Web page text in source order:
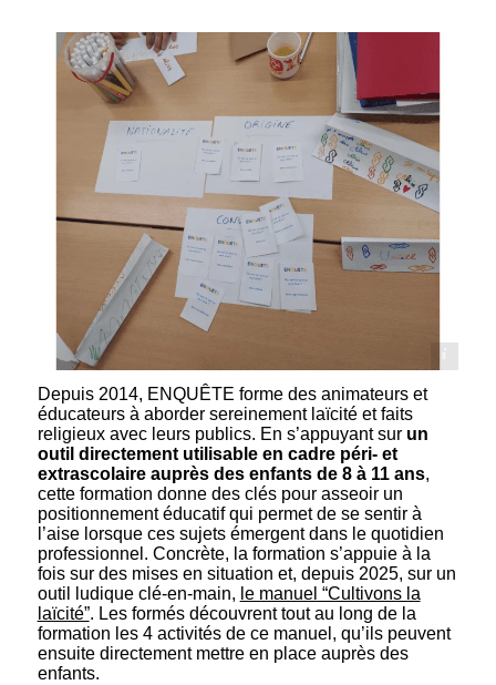
de classer les étiquettes de l'atelier "identité des inconnus"
Depuis 2014, ENQUÊTE forme des animateurs et
éducateurs à aborder sereinement laïcité et faits
religieux avec leurs publics. En s’appuyant sur un
outil directement utilisable en cadre péri- et
extrascolaire auprès des enfants de 8 à 11 ans,
cette formation donne des clés pour asseoir un
positionnement éducatif qui permet de se sentir à
l’aise lorsque ces sujets émergent dans le quotidien
professionnel. Concrète, la formation s’appuie à la
fois sur des mises en situation et, depuis 2025, sur un
outil ludique clé-en-main, le manuel “Cultivons la
laïcité”. Les formés découvrent tout au long de la
formation les 4 activités de ce manuel, qu’ils peuvent
ensuite directement mettre en place auprès des
enfants.